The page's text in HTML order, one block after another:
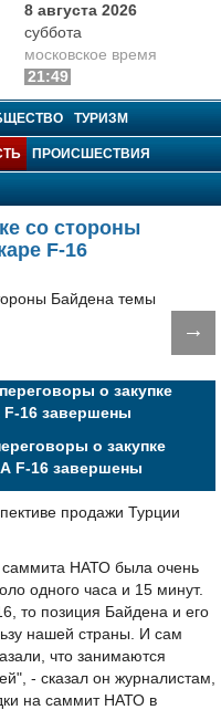
8 августа 2026
суббота
московское время
21:49
ТУРИЗМ
ПРОИСШЕСТВИЯ
со стороны
F-16
→
о закупке
F-16 завершены
продажи Турции
НАТО была очень
одного часа и 15 минут.
то позиция Байдена и его
нашей страны. И сам
что занимаются
- сказал он журналистам,
на саммит НАТО в